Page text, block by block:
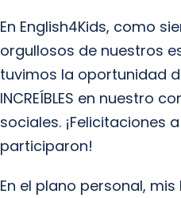
En English4Kids, como
orgullosos de nuestros
tuvimos la oportunidad
INCREÍBLES en nuestro
sociales. ¡Felicitaciones
participaron!
En el plano personal,